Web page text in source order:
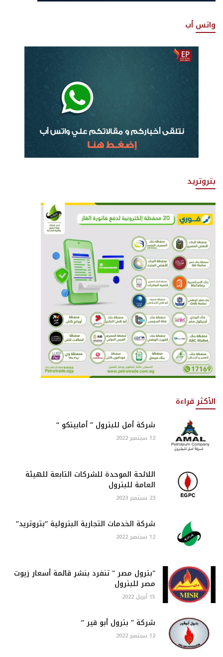
واتس أب
بتروتريد
الأكثر قراءة
شركة أمل للبترول ” أمابيتكو “
12 سبتمبر 2022
اللائحة الموحدة للشركات التابعة للهيئة
العامة للبترول
23 سبتمبر 2023
شركة الخدمات التجارية البترولية “بتروتريد”
12 سبتمبر 2022
"بترول مصر " تنفرد بنشر قائمة أسعار زيوت
مصر للبترول
15 أبريل 2022
شركة ” بترول أبو قير “
12 سبتمبر 2022